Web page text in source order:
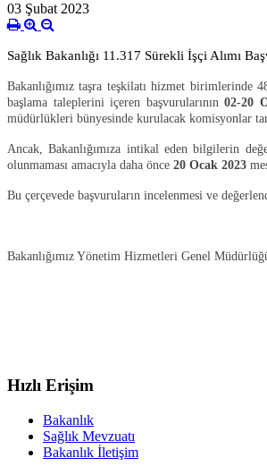
03 Şubat 2023
Sağlık Bakanlığı 11.317 Sürekli İşçi Alımı
Bakanlığımız taşra teşkilatı hizmet
başlama taleplerini içeren başvurularının02-20
müdürlükleri bünyesinde kurulacak komisyonlar
Ancak, Bakanlığımıza intikal eden bilgilerin
olunmaması amacıyla daha önce 20 Ocak 2023
Bu çerçevede başvuruların incelenmesi ve
Bakanlığımız Yönetim Hizmetleri Genel
Hızlı Erişim
Bakanlık
Sağlık Mevzuatı
Bakanlık İletişim